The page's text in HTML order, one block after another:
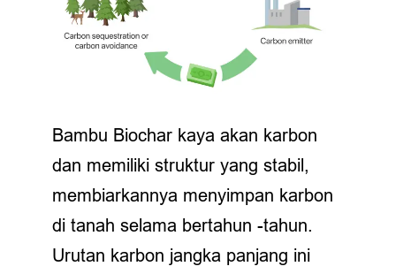
Bambu Biochar kaya akan karbon
dan memiliki struktur yang stabil,
membiarkannya menyimpan karbon
di tanah selama bertahun -tahun.
Urutan karbon jangka panjang ini